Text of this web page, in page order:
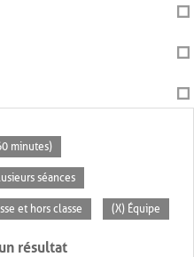
minutes)
séances
et hors classe (X) Équipe
résultat